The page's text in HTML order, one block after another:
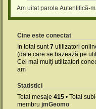
Am uitat parola Autentifică-
Cine este conectat
In total sunt7 utilizatori
(date care se bazează pe
Cei mai mulţi utilizatori
am
Statistici
Total mesaje 415 • Total
membru jmGeomo